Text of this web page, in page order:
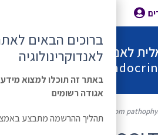
לאנדוקרינולוגיה
Israel
ראשי
protection by SGLT2 inhbitors: from
ברוכים הבאים
לאנדוקרינולוגיה
באתר זה תוכלו למצוא
אגודה רשומים
תהליך ההרשמה מתבצע